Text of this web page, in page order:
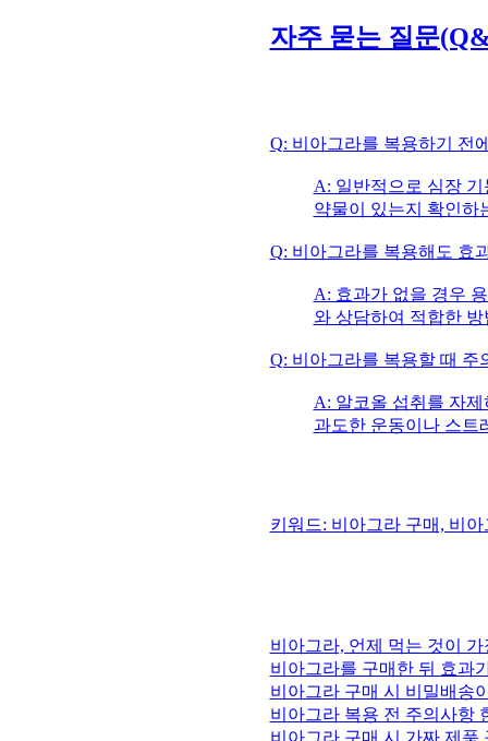
자주 묻는 질문
Q: 비아그라를 복용하기 전
A: 일반적으로 심장
약물이 있는지 확인하
Q: 비아그라를 복용해도 효
A: 효과가 없을 경우
와 상담하여 적합한
Q: 비아그라를 복용할 때 주
A: 알코올 섭취를 자
과도한 운동이나 스트
키워드: 비아그라 구매, 비
비아그라, 언제 먹는 것이
비아그라를 구매한 뒤 효과
비아그라 구매 시 비밀배송
비아그라 복용 전 주의사항
비아그라 구매 시 가짜 제품